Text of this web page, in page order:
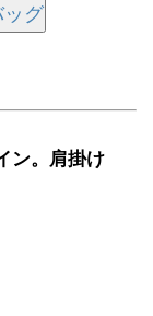
ッグ
ン。肩掛け